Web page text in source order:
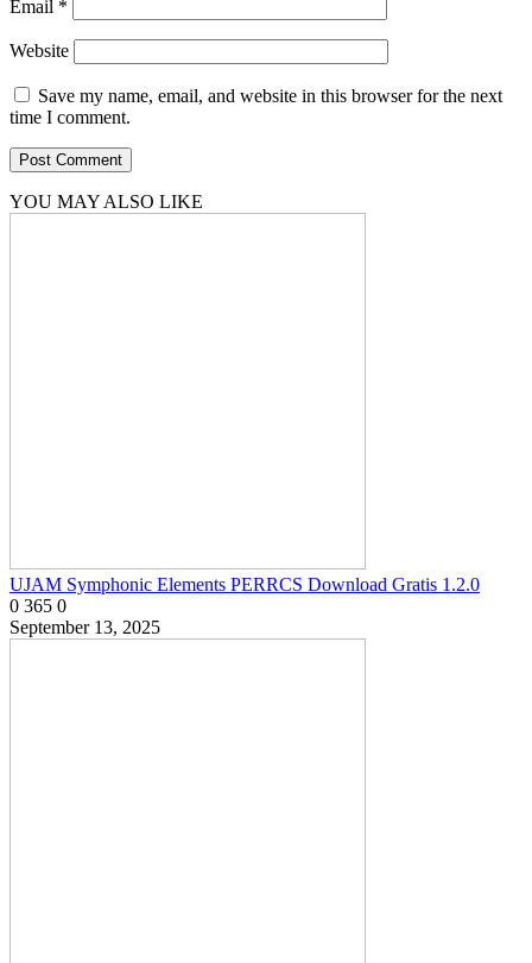
Email *
Website
Save my name, email, and website in this browser for the next
time I comment.
YOU MAY ALSO LIKE
UJAM Symphonic Elements PERRCS Download Gratis 1.2.0
0 365 0
September 13, 2025